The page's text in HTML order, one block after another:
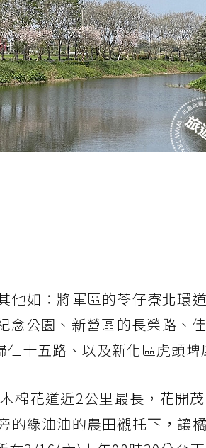
他如：將軍區的苓仔寮北環
公園、新營區的長榮路、
十五路、以及新化區虎頭埤
棉花道近2公里最長，花開
的綠油油的農田襯托下，讓